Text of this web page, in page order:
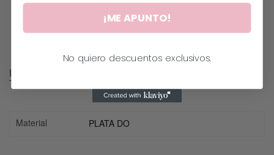
Información adicional
Material PLATA DO
¡ME APUNTO!
No quiero descuentos exclusivos.